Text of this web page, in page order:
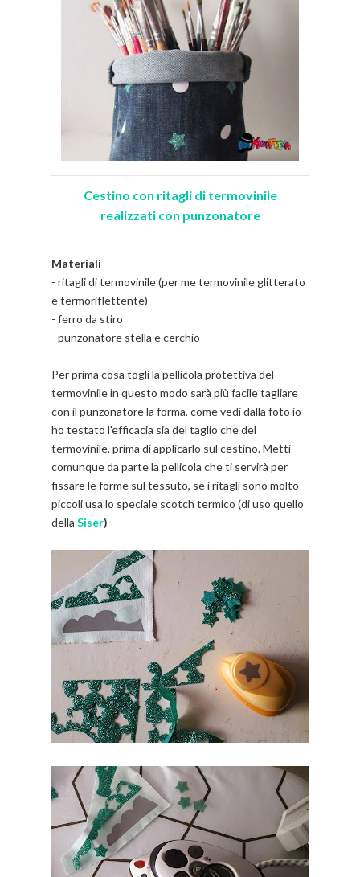
Cestino con ritagli di termovinile
realizzati con punzonatore
Materiali
- ritagli di termovinile (per me termovinile glitterato
e termoriflettente)
- ferro da stiro
- punzonatore stella e cerchio
Per prima cosa togli la pellicola protettiva del
termovinile in questo modo sarà più facile tagliare
con il punzonatore la forma, come vedi dalla foto io
ho testato l'efficacia sia del taglio che del
termovinile, prima di applicarlo sul cestino. Metti
comunque da parte la pellicola che ti servirà per
fissare le forme sul tessuto, se i ritagli sono molto
piccoli usa lo speciale scotch termico (di uso quello
della Siser)